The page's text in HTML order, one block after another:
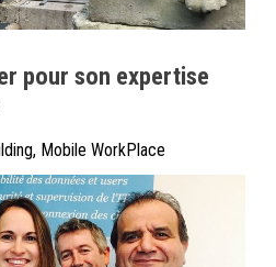
pour son expertise
Mobile WorkPlace